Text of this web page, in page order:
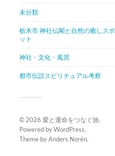
未分類
栃木市 神社仏閣と自然の癒しスポ
ット
神社・文化・風習
都市伝説スピリチュアル考察
© 2026 愛と運命をつなぐ旅.
Powered byWordPress.
Theme byAnders Norén.